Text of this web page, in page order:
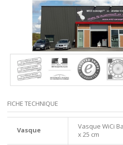
FICHE TECHNIQUE
Vasque
Vasque WiCi
x 25 cm